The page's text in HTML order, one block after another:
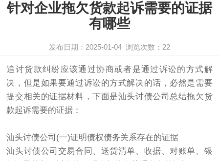
针对企业拖欠货款起诉需要的证据
有哪些
发布日期：2025-01-04 浏览次数： 22
追讨货款纠纷应该通过协商或者是通过诉讼的方式解
决，但是如果要通过诉讼的方式解决的话，必然是需要
提交相关的证据材料，下面是汕头讨债公司总结拖欠货
款起诉需要的证据：
汕头讨债公司 (一)证明债权债务关系存在的证据
汕头讨债公司 交易合同、送货清单、收据、对账单、银